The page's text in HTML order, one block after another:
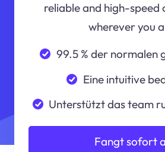
reliable and high-speed
wherever you
99.5 % der normalen
Eine intuitive
Unterstützt das team
Fangt sofort